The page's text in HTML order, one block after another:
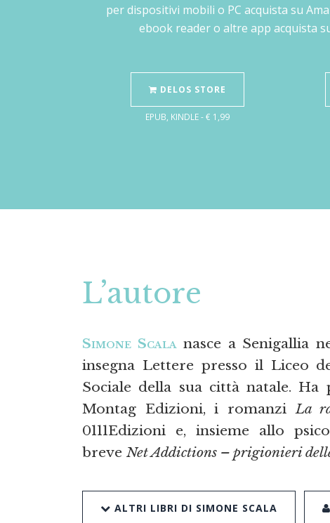
per dispositivi mobili o PC acquista su
ebook reader o altre app acquista
DELOS STORE
EPUB, KINDLE - € 1,99
L’autore
Simone Scalanasce a Senigallia
insegna Lettere presso il Liceo
Sociale della sua città natale.
Montag Edizioni, i romanziLa
0111Edizioni e, insieme allo
breve Net Addictions – prigionieri
ALTRI LIBRI DI SIMONE SCALA